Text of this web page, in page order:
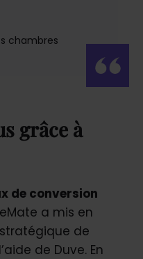
chambres
grâce à
de conversion
a mis en
de
de Duve. En